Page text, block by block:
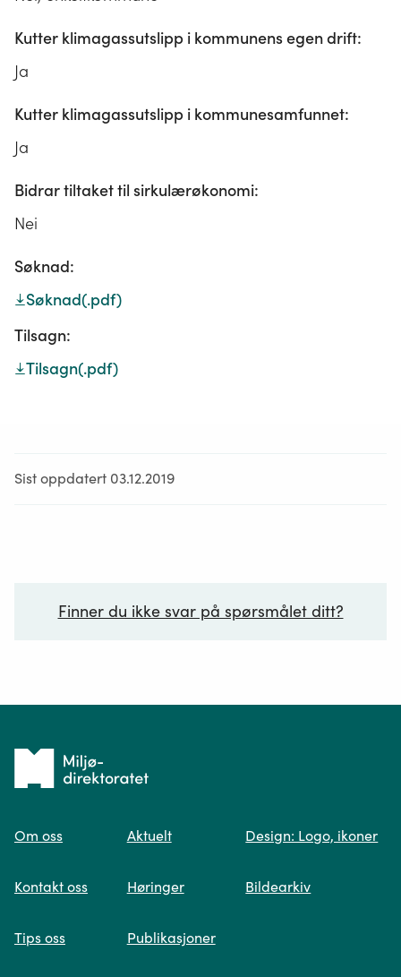
Kutter klimagassutslipp i kommunens egen drift:
Ja
Kutter klimagassutslipp i kommunesamfunnet:
Ja
Bidrar tiltaket til sirkulærøkonomi:
Nei
Søknad:
Søknad(.pdf)
Tilsagn:
Tilsagn(.pdf)
Sist oppdatert 03.12.2019
Finner du ikke svar på spørsmålet ditt?
Spør oss
søk og viser deg vår mest relevante
Tilbake
forsiden
Om oss
Kontakt oss
Tips oss
Aktuelt
Høringer
Publikasjoner
Design: Logo, ikoner
Bildearkiv